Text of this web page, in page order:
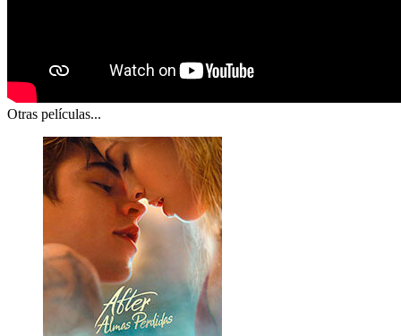
Otras películas...